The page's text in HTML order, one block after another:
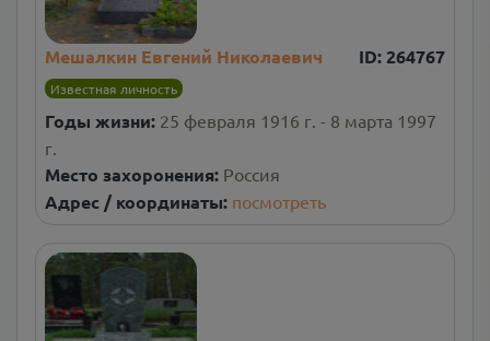
Мешалкин Евгений Николаевич ID: 264767
Известная личность
Годы жизни: 25 февраля 1916 г. - 8 марта 1997
г.
Место захоронения: Россия
Адрес / координаты: посмотреть